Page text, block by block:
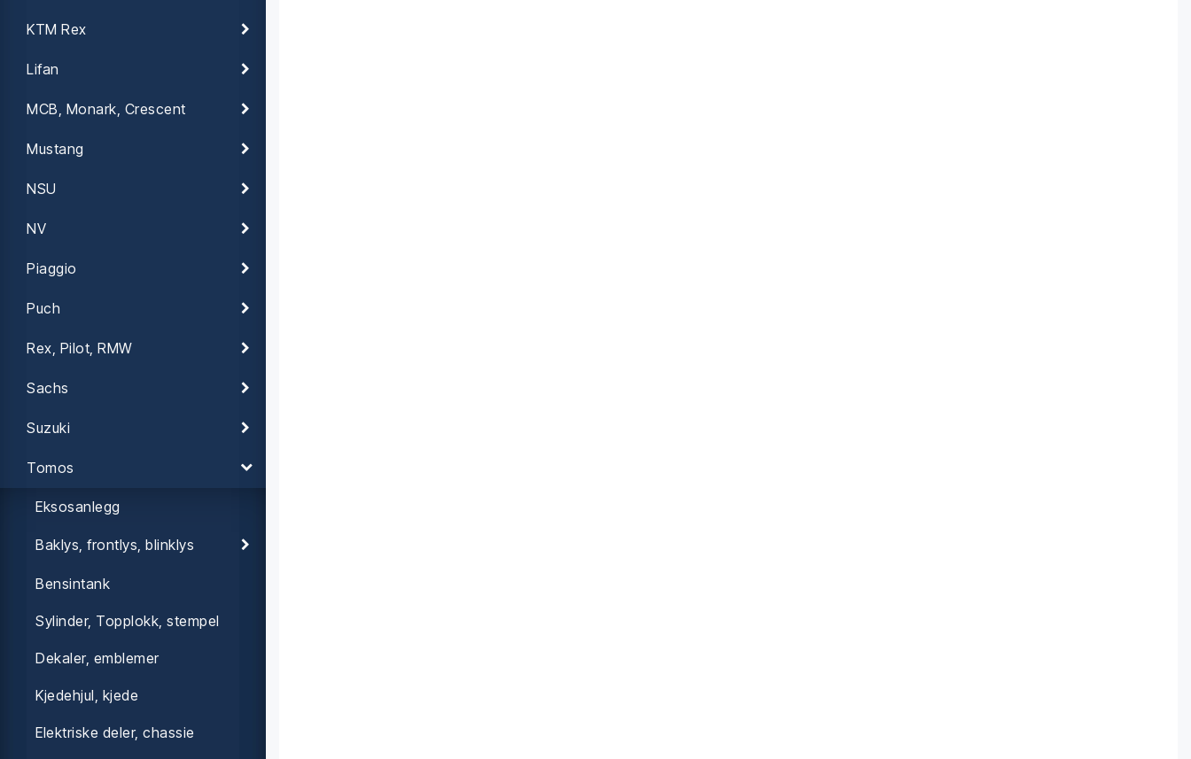
KTM Rex
Lifan
MCB, Monark, Crescent
Mustang
NSU
NV
Piaggio
Puch
Rex, Pilot, RMW
Sachs
Suzuki
Tomos
Eksosanlegg
Baklys, frontlys, blinklys
Bensintank
Sylinder, Topplokk, stempel
Dekaler, emblemer
Kjedehjul, kjede
Elektriske deler, chassie